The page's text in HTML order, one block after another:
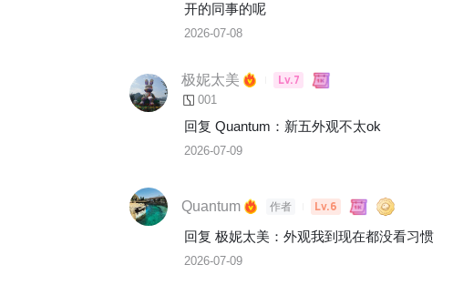
开的同事的呢
2026-07-08
极妮太美 Lv.7
001
回复 Quantum ： 新五外观不太ok
2026-07-09
Quantum 作者
Lv.6
回复 极妮太美 ： 外观我到现在都没看习惯
2026-07-09